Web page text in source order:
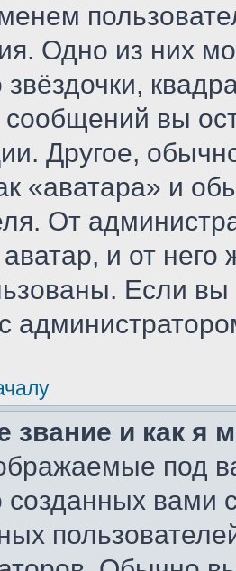
Одно из них
сообщений вы
Другое,
«аватара» и
От
и от него
Если
звание и как я
под
созданных